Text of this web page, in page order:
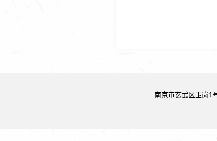
南京市玄武区卫岗1